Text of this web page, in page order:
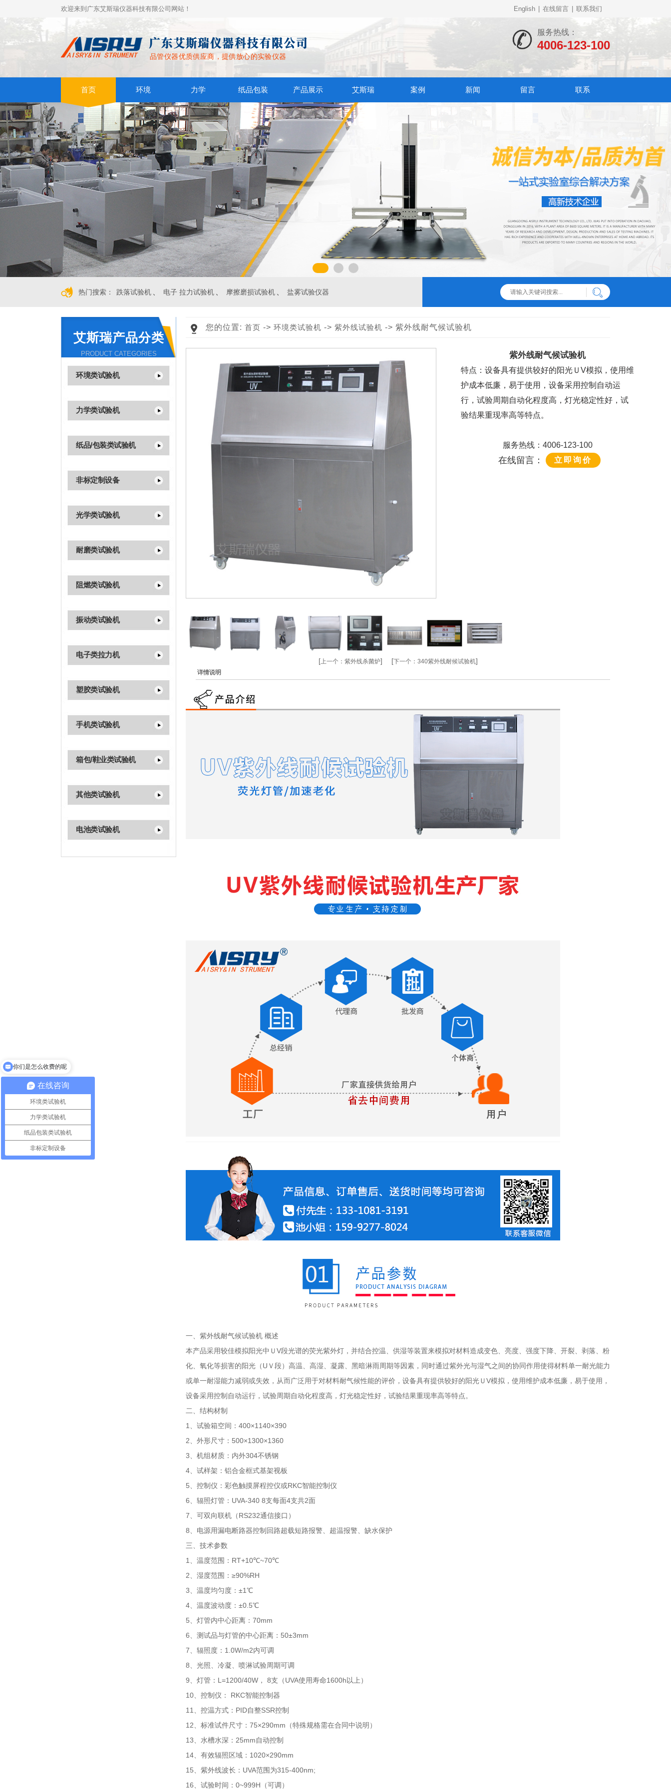
欢迎来到广东艾斯瑞仪器科技有限公司网站！ English 在线留言 联系我们
品管仪器优质供应商，提供放心的实验仪器
服务热线：
4006-123-100
首页 环境 力学 纸品包装 产品展示 艾斯瑞 案例 新闻 留言 联系
热门搜索： 跌落试验机 电子 拉力试验机 摩擦磨损试验机 盐雾试验仪器
艾斯瑞产品分类
PRODUCT CATEGORIES
环境类试验机
力学类试验机
纸品/包装类试验机
非标定制设备
光学类试验机
耐磨类试验机
阻燃类试验机
振动类试验机
电子类拉力机
塑胶类试验机
手机类试验机
箱包/鞋业类试验机
其他类试验机
电池类试验机
您的位置: 首页 -> 环境类试验机 -> 紫外线试验机 -> 紫外线耐气候试验机
紫外线耐气候试验机
特点：设备具有提供较好的阳光ＵV模拟，使用维
护成本低廉，易于使用，设备采用控制自动运
行，试验周期自动化程度高，灯光稳定性好，试
验结果重现率高等特点。
服务热线：4006-123-100
在线留言： 立即询价
[上一个： 紫外线杀菌炉] [下一个： 340紫外线耐候试验机]
详情说明
一、紫外线耐气候试验机 概述
本产品采用较佳模拟阳光中ＵV段光谱的荧光紫外灯，并结合控温、供湿等装置来模拟对材料造成变色、亮度、强度下降、开裂、剥落、粉
化、氧化等损害的阳光（UＶ段）高温、高湿、凝露、黑暗淋雨周期等因素，同时通过紫外光与湿气之间的协同作用使得材料单一耐光能力
或单一耐湿能力减弱或失效，从而广泛用于对材料耐气候性能的评价，设备具有提供较好的阳光ＵV模拟，使用维护成本低廉，易于使用，
设备采用控制自动运行，试验周期自动化程度高，灯光稳定性好，试验结果重现率高等特点。
二、结构材制
1、试验箱空间：400×1140×390
2、外形尺寸：500×1300×1360
3、机组材质：内外304不锈钢
4、试样架：铝合金框式基架视板
5、控制仪：彩色触摸屏程控仪或RKC智能控制仪
6、辐照灯管：UVA-340 8支每面4支共2面
7、可双向联机（RS232通信接口）
8、电源用漏电断路器控制回路超载短路报警、超温报警、缺水保护
三、技术参数
1、温度范围：RT+10℃~70℃
2、湿度范围：≥90%RH
3、温度均匀度：±1℃
4、温度波动度：±0.5℃
5、灯管内中心距离：70mm
6、测试品与灯管的中心距离：50±3mm
7、辐照度：1.0W/m2内可调
8、光照、冷凝、喷淋试验周期可调
9、灯管：L=1200/40W， 8支（UVA使用寿命1600h以上）
10、控制仪： RKC智能控制器
11、控温方式：PID自整SSR控制
12、标准试件尺寸：75×290mm（特殊规格需在合同中说明）
13、水槽水深：25mm自动控制
14、有效辐照区域：1020×290mm
15、紫外线波长：UVA范围为315-400nm;
16、试验时间：0~999H（可调）
在线咨询
环境类试验机
力学类试验机
纸品包装类试验机
非标定制设备
支持非标定制吗？